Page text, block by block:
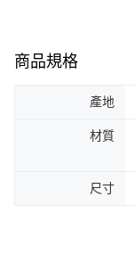
商品規格
產地
材質
尺寸